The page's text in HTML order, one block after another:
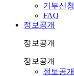
기부신청
FAQ
정보공개
정보공개
정보공개
정보공개